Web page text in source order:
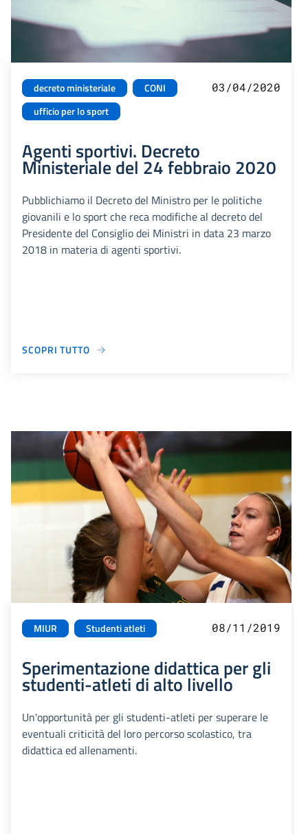
decreto ministeriale
CONI
ufficio per lo sport
03/04/2020
Agenti sportivi. Decreto
Ministeriale del 24 febbraio 2020
Pubblichiamo il Decreto del Ministro per le politiche
giovanili e lo sport che reca modifiche al decreto del
Presidente del Consiglio dei Ministri in data 23 marzo
2018 in materia di agenti sportivi.
SCOPRI TUTTO
MIUR Studenti atleti 08/11/2019
Sperimentazione didattica per gli
studenti-atleti di alto livello
Un'opportunità per gli studenti-atleti per superare le
eventuali criticità del loro percorso scolastico, tra
didattica ed allenamenti.